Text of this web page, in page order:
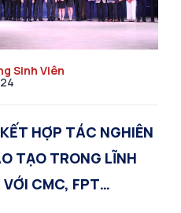
Sinh Viên
HỢP TÁC NGHIÊN
TẠO TRONG LĨNH
CMC, FPT